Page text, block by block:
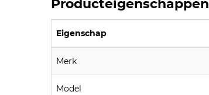
Producteigenschappen
Eigenschap
Merk
Model